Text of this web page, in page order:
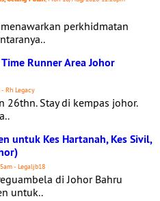
perkhidmatan
Runner Area Johor
Rh Legacy
26thn. Stay di kempas johor.
untuk Kes Hartanah, Kes Sivil,
- Legaljb18
di Johor Bahru
untuk..